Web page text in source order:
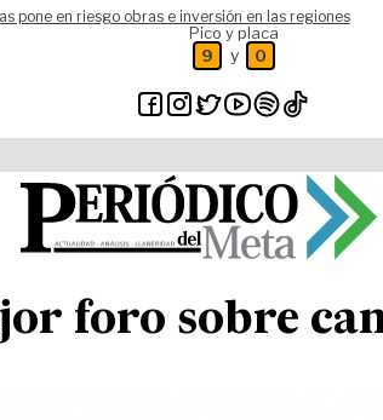
pone en riesgo obras e inversión en las regiones
Pico y placa
9 y 0
foro sobre